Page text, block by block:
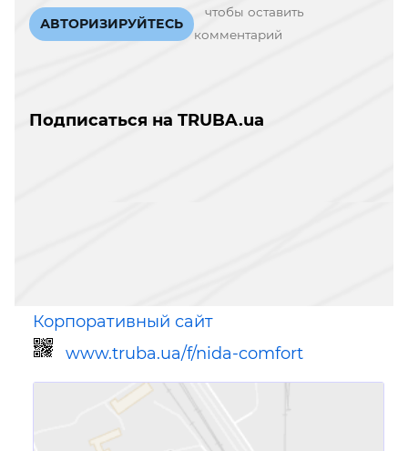
АВТОРИЗИРУЙТЕСЬ
чтобы оставить
комментарий
Подписаться на TRUBA.ua
Корпоративный сайт
www.truba.ua/f/nida-comfort